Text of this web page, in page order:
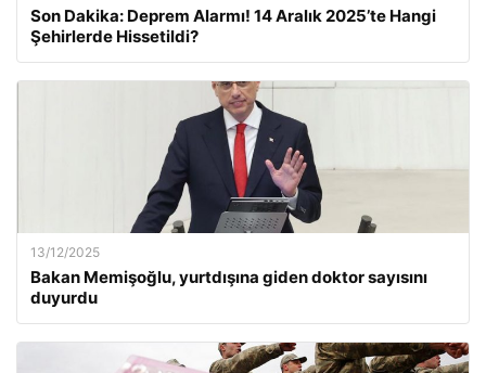
Son Dakika: Deprem Alarmı! 14 Aralık 2025’te Hangi
Şehirlerde Hissetildi?
13/12/2025
Bakan Memişoğlu, yurtdışına giden doktor sayısını
duyurdu